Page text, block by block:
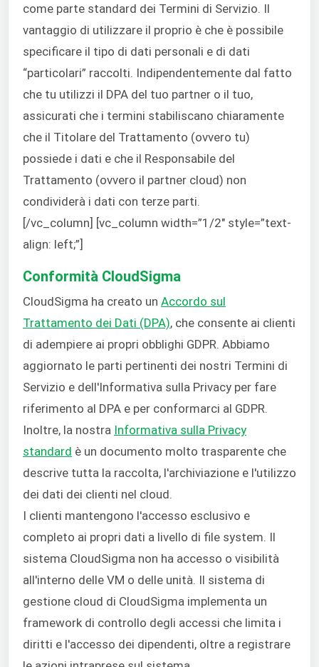
come parte standard dei Termini di Servizio. Il
vantaggio di utilizzare il proprio è che è possibile
specificare il tipo di dati personali e di dati
“particolari” raccolti. Indipendentemente dal fatto
che tu utilizzi il DPA del tuo partner o il tuo,
assicurati che i termini stabiliscano chiaramente
che il Titolare del Trattamento (ovvero tu)
possiede i dati e che il Responsabile del
Trattamento (ovvero il partner cloud) non
condividerà i dati con terze parti.
[/vc_column] [vc_column width=”1/2″ style=”text-
align: left;”]
Conformità CloudSigma
CloudSigma ha creato un Accordo sul
Trattamento dei Dati (DPA), che consente ai clienti
di adempiere ai propri obblighi GDPR. Abbiamo
aggiornato le parti pertinenti dei nostri Termini di
Servizio e dell'Informativa sulla Privacy per fare
riferimento al DPA e per conformarci al GDPR.
Inoltre, la nostra Informativa sulla Privacy
standard è un documento molto trasparente che
descrive tutta la raccolta, l'archiviazione e l'utilizzo
dei dati dei clienti nel cloud.
I clienti mantengono l'accesso esclusivo e
completo ai propri dati a livello di file system. Il
sistema CloudSigma non ha accesso o visibilità
all'interno delle VM o delle unità. Il sistema di
gestione cloud di CloudSigma implementa un
framework di controllo degli accessi che limita i
diritti e l'accesso dei dipendenti, oltre a registrare